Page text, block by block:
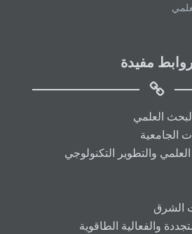
مفيدة
العلمي
الجامعية
والتطوير التكنولوجي
الشرق
والفعالية الطاقوية